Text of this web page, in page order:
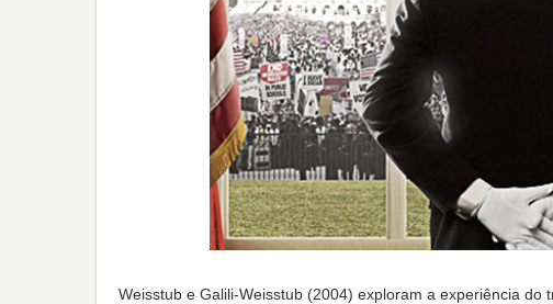
Weisstub e Galili-Weisstub (2004) exploram a experiência do